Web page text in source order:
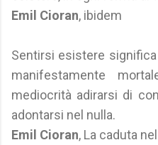
Emil Cioran, ibidem
Sentirsi esistere
manifestamente
mediocrità adirarsi di
adontarsi nel nulla.
Emil Cioran, La caduta